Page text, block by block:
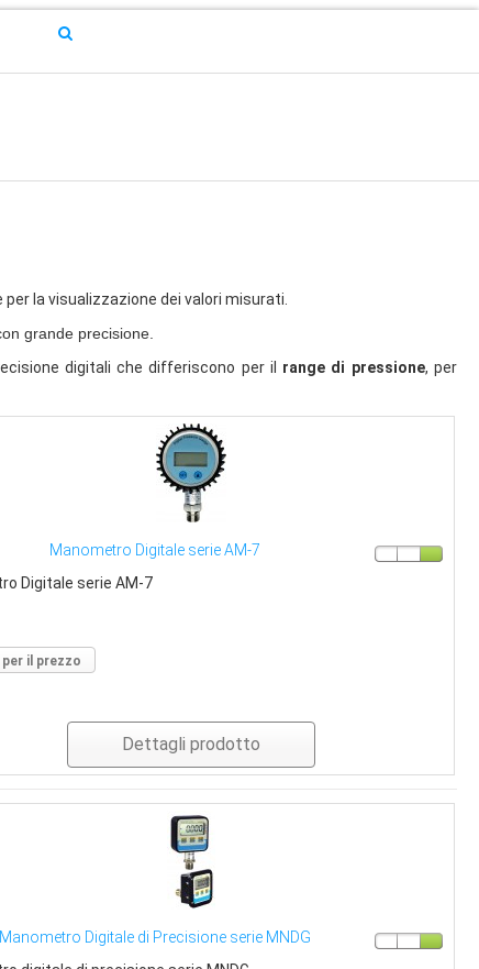
la visualizzazione dei valori misurati.
grande precisione.
digitali che differiscono per il range di pressione, per
Manometro Digitale serie AM-7
Digitale serie AM-7
per il prezzo
Dettagli prodotto
Manometro Digitale di Precisione serie MNDG